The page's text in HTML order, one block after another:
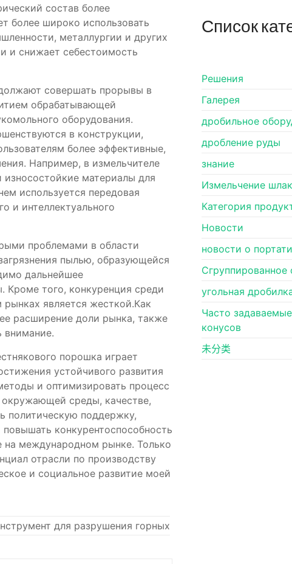
состав более
более широко использовать
металлургии и других
и снижает себестоимость
совершать прорывы в
обрабатывающей
оборудования.
в конструкции,
более эффективные,
Например, в измельчителе
материалы для
используется передовая
и интеллектуального
проблемами в области
пылью, образующейся
дальнейшее
того, конкуренция среди
является жесткой.Как
расширение доли рынка, также
внимание.
порошка играет
устойчивого развития
и оптимизировать процесс
окружающей среды, качестве,
политическую поддержку,
конкурентоспособность
на международном рынке. Только
отрасли по производству
и социальное развитие моей
для разрушения горных
Список
Pешения
Галерея
дробильное
дробление руды
знание
Измельчение
Категория
Новости
новости о
Сгруппированное
угольная
Часто
конусов
未分类